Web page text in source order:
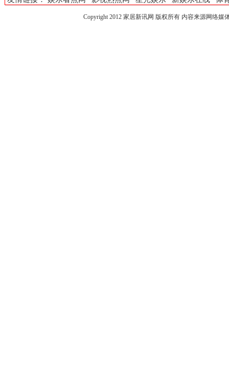
Copyright 2012 家居新讯网 版权所有 内容来源网络媒